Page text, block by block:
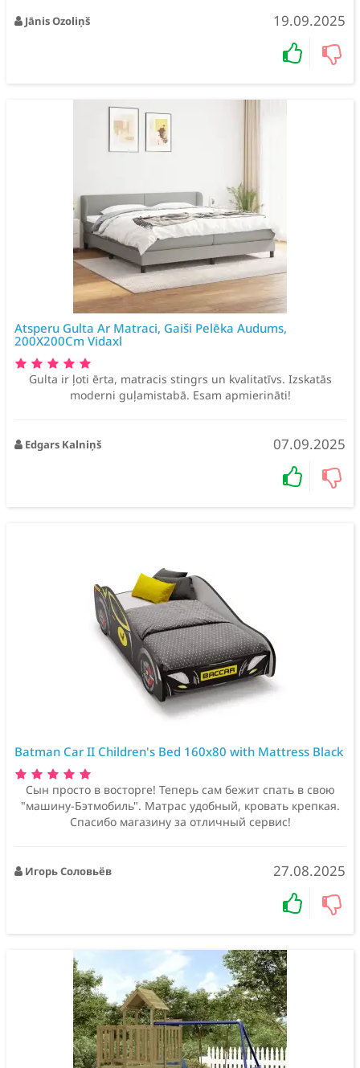
Jānis Ozoliņš 19.09.2025
Atsperu Gulta Ar Matraci, Gaiši Pelēka Audums,
200X200Cm Vidaxl
Gulta ir ļoti ērta, matracis stingrs un kvalitatīvs. Izskatās
moderni guļamistabā. Esam apmierināti!
Edgars Kalniņš 07.09.2025
Batman Car II Children's Bed 160x80 with Mattress Black
Сын просто в восторге! Теперь сам бежит спать в свою
"машину-Бэтмобиль". Матрас удобный, кровать крепкая.
Спасибо магазину за отличный сервис!
Игорь Соловьёв 27.08.2025